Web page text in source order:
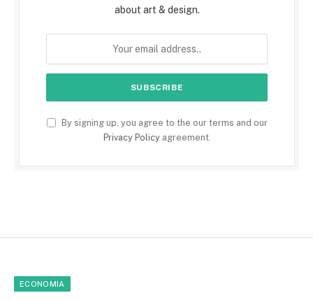
about art & design.
By signing up, you agree to the our terms and our
Privacy Policyagreement.
ECONOMIA